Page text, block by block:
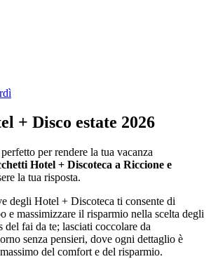
+ Disco estate 2026
per rendere la tua vacanza
Hotel + Discoteca a Riccione e
la tua risposta.
degli Hotel + Discoteca ti consente di
e massimizzare il risparmio nella scelta degli
del fai da te; lasciati coccolare da
senza pensieri, dove ogni dettaglio è
del comfort e del risparmio.